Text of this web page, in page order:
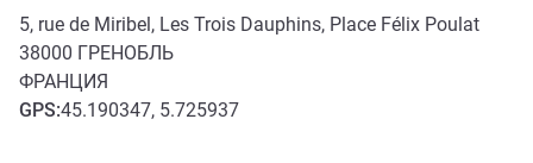
5, rue de Miribel, Les Trois Dauphins, Place Félix Poulat
38000 ГРЕНОБЛЬ
ФРАНЦИЯ
GPS:45.190347, 5.725937